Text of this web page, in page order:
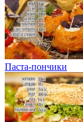
Паста-пончики